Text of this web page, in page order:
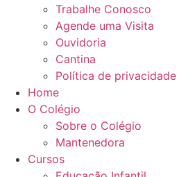
Trabalhe Conosco
Agende uma Visita
Ouvidoria
Cantina
Política de privacidade
Home
O Colégio
Sobre o Colégio
Mantenedora
Cursos